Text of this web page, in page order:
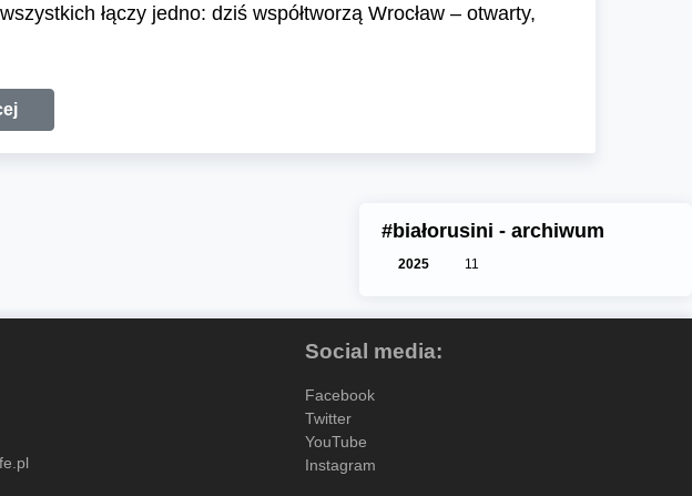
łączy jedno: dziś współtworzą Wrocław – otwarty,
#białorusini - archiwum
2025 11
Social media:
Facebook
Twitter
YouTube
Instagram